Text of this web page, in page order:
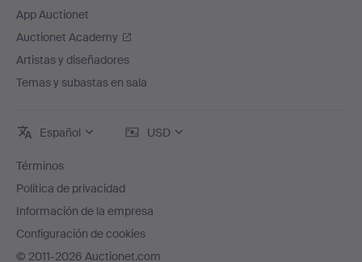
App Auctionet
Auctionet Academy
Artistas y diseñadores
Temas y subastas en sala
Español USD
Términos
Política de privacidad
Información de la empresa
Configuración de cookies
© 2011-2026 Auctionet.com